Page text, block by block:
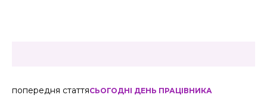
попередня статтяСЬОГОДНІ ДЕНЬ ПРАЦІВНИКА